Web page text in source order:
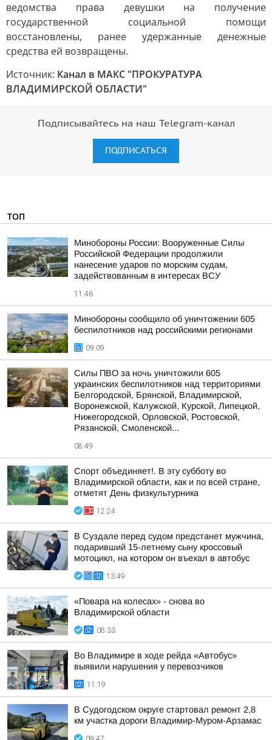
ведомства права девушки на получение
государственной социальной помощи
восстановлены, ранее удержанные денежные
средства ей возвращены.
Источник: Канал в МАКС "ПРОКУРАТУРА
ВЛАДИМИРСКОЙ ОБЛАСТИ"
Подписывайтесь на наш Telegram-канал
ПОДПИСАТЬСЯ
ТОП
Минобороны России: Вооруженные Силы
Российской Федерации продолжили
нанесение ударов по морским судам,
задействованным в интересах ВСУ
11:46
Минобороны сообщило об уничтожении 605
беспилотников над российскими регионами
09:09
Силы ПВО за ночь уничтожили 605
украинских беспилотников над территориями
Белгородской, Брянской, Владимирской,
Воронежской, Калужской, Курской, Липецкой,
Нижегородской, Орловской, Ростовской,
Рязанской, Смоленской...
08:49
Спорт объединяет!. В эту субботу во
Владимирской области, как и по всей стране,
отметят День физкультурника
12:24
В Суздале перед судом предстанет мужчина,
подаривший 15-летнему сыну кроссовый
мотоцикл, на котором он въехал в автобус
13:49
«Повара на колесах» - снова во
Владимирской области
08:33
Во Владимире в ходе рейда «Автобус»
выявили нарушения у перевозчиков
11:19
В Судогодском округе стартовал ремонт 2,8
км участка дороги Владимир-Муром-Арзамас